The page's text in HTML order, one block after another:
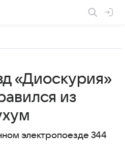
«Диоскурия»
из
электропоезде 344